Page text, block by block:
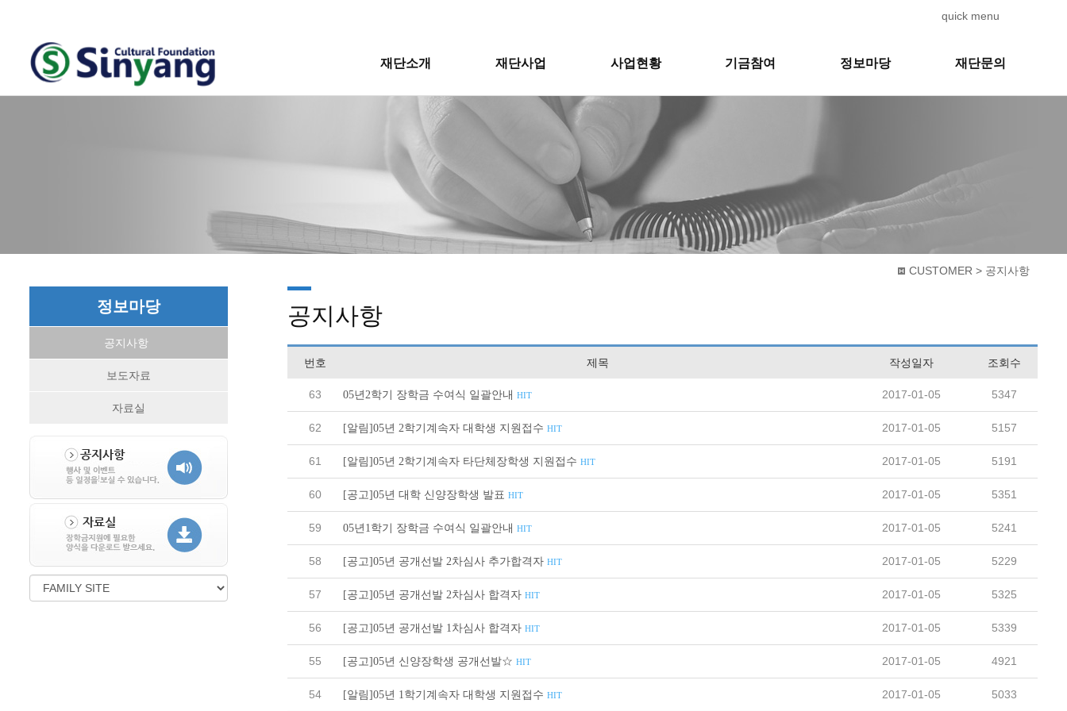
quick menu
재단소개 재단사업 사업현황 기금참여 정보마당 재단문의
CUSTOMER > 공지사항
공지사항
번호 제목 작성일자 조회수
63 05년2학기 장학금 수여식 일괄안내 HIT 2017-01-05 5347
62 [알림]05년 2학기계속자 대학생 지원접수 HIT 2017-01-05 5157
61 [알림]05년 2학기계속자 타단체장학생 지원접수 HIT 2017-01-05 5191
60 [공고]05년 대학 신양장학생 발표 HIT 2017-01-05 5351
59 05년1학기 장학금 수여식 일괄안내 HIT 2017-01-05 5241
58 [공고]05년 공개선발 2차심사 추가합격자 HIT 2017-01-05 5229
57 [공고]05년 공개선발 2차심사 합격자 HIT 2017-01-05 5325
56 [공고]05년 공개선발 1차심사 합격자 HIT 2017-01-05 5339
55 [공고]05년 신양장학생 공개선발☆ HIT 2017-01-05 4921
54 [알림]05년 1학기계속자 대학생 지원접수 HIT 2017-01-05 5033
정보마당
공지사항
보도자료
자료실